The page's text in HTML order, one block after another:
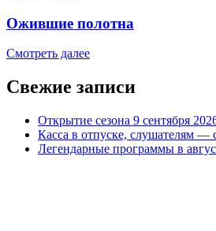
Ожившие полотна
Смотреть далее
Свежие записи
Открытие сезона 9 сентября
Касса в отпуске, слушателям —
Легендарные программы в